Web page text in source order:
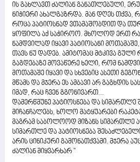
ის გახლავთ ძალიან განათლებული,
ნიჭიერი ახალგაზრდა. მან დღეს თქვა,
როცა პატიოსნად ვთამაშობდით და
ყოფილა აქ საჭიროო. მხოლოდ ერთ
ნამდვილად იყავი პატიოსანი
თავს ნუ დადებ. ამიტომაც მტკივა გული
გაგდებაზე მოვაწერე ხელი, რომ
მოთამაშე იყავი და სხვებიც ასეთი
მწამს და მჯერა ეს ამბავი არ გაგხდის
იმად, რაც ჩვენ გგონივართ...
დამერწმუნე პატიოსნება და სიმართლე
მიჩანჩალებს, ხოლო მატყუარები
მაგრამ საბოლოოდ მიზანს სიმართლე
სიმართლე და პატიოსნება
არის ცინიკური გამონათქვამი. მჯერა
ძალიან მიყვარხარ "